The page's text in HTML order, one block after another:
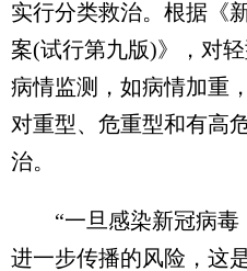
实行分类救治。根据《
案(试行第九版)》，对
病情监测，如病情加重
对重型、危重型和有高
治。
“一旦感染新冠病毒
进一步传播的风险，这